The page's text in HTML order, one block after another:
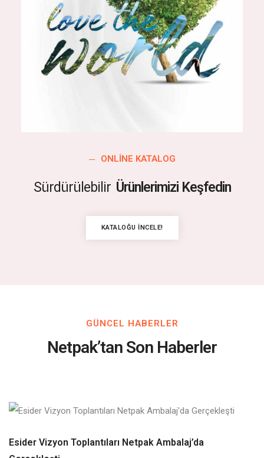
ONLINE KATALOG
Sürdürülebilir Ürünlerimizi Keşfedin
KATALOĞU İNCELE!
GÜNCEL HABERLER
Netpak’tan Son Haberler
Esider Vizyon Toplantıları Netpak Ambalaj’da